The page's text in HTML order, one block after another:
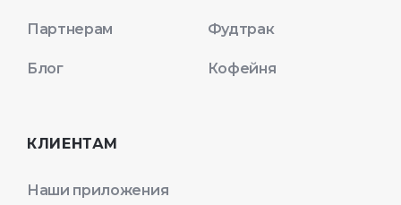
Партнерам
Блог
Фудтрак
Кофейня
КЛИЕНТАМ
Наши приложения